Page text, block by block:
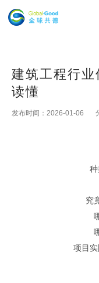
建筑工程行
读懂
发布时间：2026-01-06
种
究
项目